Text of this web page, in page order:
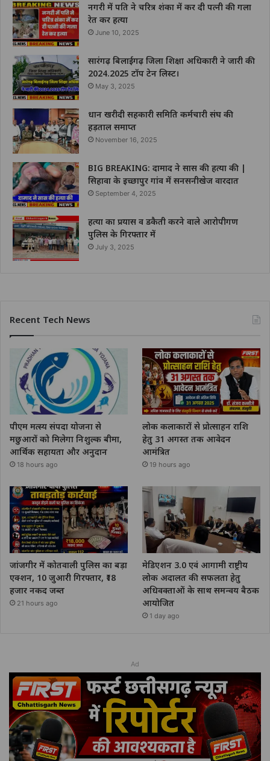
नगरी में पति ने चरित्र शंका में कर दी पत्नी की गला
रेत कर हत्या
June 10, 2025
सारंगढ़ बिलाईगढ़ जिला शिक्षा अधिकारी ने जारी की
2024.2025 टॉप टेन लिस्ट।
May 3, 2025
धान खरीदी सहकारी समिति कर्मचारी संघ की
हड़ताल समाप्त
November 16, 2025
BIG BREAKING: दामाद ने सास की हत्या की |
सिहावा के इच्छापुर गांव में सनसनीखेज वारदात
September 4, 2025
हत्या का प्रयास व डकैती करने वाले आरोपीगण
पुलिस के गिरफ्तार में
July 3, 2025
Recent Tech News
पीएम मत्स्य संपदा योजना से
मछुआरों को मिलेगा निशुल्क बीमा,
आर्थिक सहायता और अनुदान
18 hours ago
लोक कलाकारों से प्रोत्साहन राशि
हेतु 31 अगस्त तक आवेदन
आमंत्रित
19 hours ago
जांजगीर में कोतवाली पुलिस का बड़ा
एक्शन, 10 जुआरी गिरफ्तार, ₹18
हजार नकद जब्त
21 hours ago
मेडिएशन 3.0 एवं आगामी राष्ट्रीय
लोक अदालत की सफलता हेतु
अधिवक्ताओं के साथ समन्वय बैठक
आयोजित
1 day ago
Ad